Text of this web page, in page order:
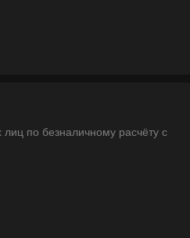
по безналичному расчёту с